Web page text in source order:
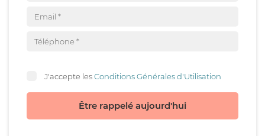
J'accepte lesConditions Générales d'Utilisation
Être rappelé aujourd'hui